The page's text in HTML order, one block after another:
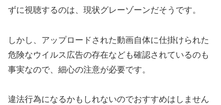
ずに視聴するのは、現状グレーゾーンだそうです。
しかし、アップロードされた動画自体に仕掛けられた
危険なウイルス広告の存在なども確認されているのも
事実なので、細心の注意が必要です。
違法行為になるかもしれないのでおすすめはしません